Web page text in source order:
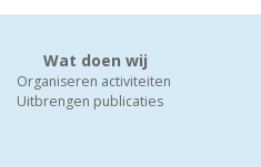
Wat doen wij
Organiseren activiteiten
Uitbrengen publicaties